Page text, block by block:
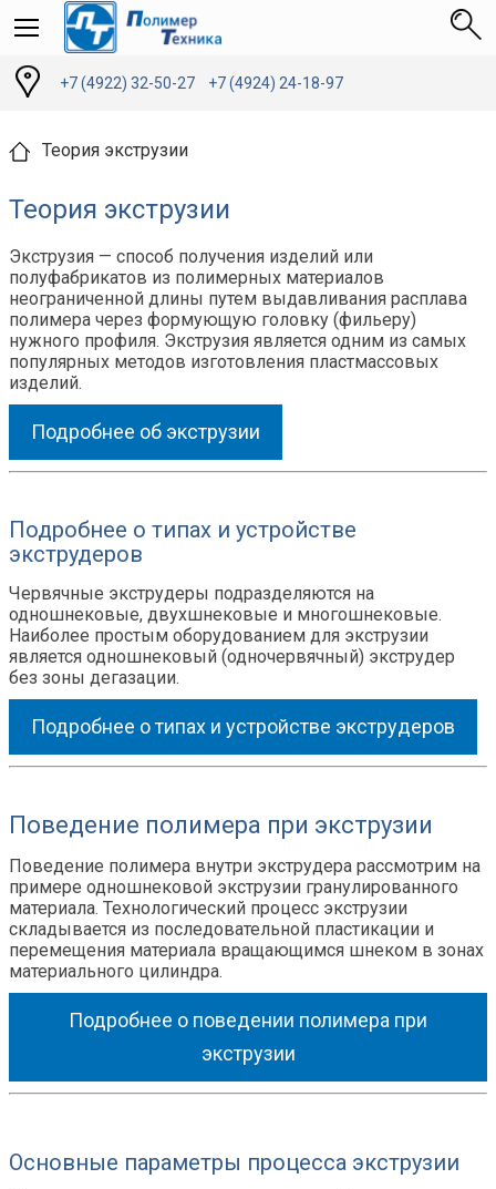
+7 (4922) 32-50-27 +7 (4924) 24-18-97
Теория экструзии
Теория экструзии
Экструзия — способ получения изделий или
полуфабрикатов из полимерных материалов
неограниченной длины путем выдавливания расплава
полимера через формующую головку (фильеру)
нужного профиля. Экструзия является одним из самых
популярных методов изготовления пластмассовых
изделий.
Подробнее об экструзии
Подробнее о типах и устройстве
экструдеров
Червячные экструдеры подразделяются на
одношнековые, двухшнековые и многошнековые.
Наиболее простым оборудованием для экструзии
является одношнековый (одночервячный) экструдер
без зоны дегазации.
Подробнее о типах и устройстве экструдеров
Поведение полимера при экструзии
Поведение полимера внутри экструдера рассмотрим на
примере одношнековой экструзии гранулированного
материала. Технологический процесс экструзии
складывается из последовательной пластикации и
перемещения материала вращающимся шнеком в зонах
материального цилиндра.
Подробнее о поведении полимера при
экструзии
Основные параметры процесса экструзии